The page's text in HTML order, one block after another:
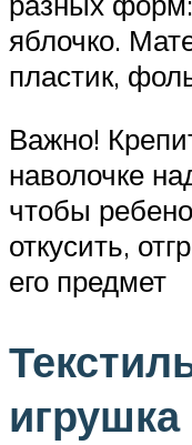
яблочко.
пластик,
Важно!
наволочке
чтобы
откусить,
его предмет
игрушка